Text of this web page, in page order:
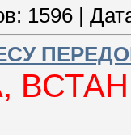
1596